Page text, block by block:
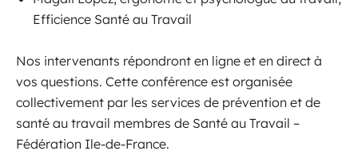
Efficience Santé au Travail
Nos intervenants répondront en ligne et en direct à
vos questions. Cette conférence est organisée
collectivement par les services de prévention et de
santé au travail membres de Santé au Travail –
Fédération Ile-de-France.